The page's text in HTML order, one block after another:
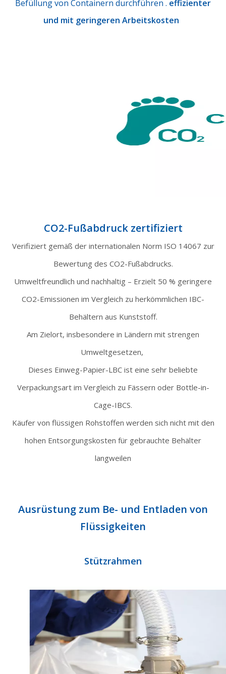
Befüllung von Containern durchführen . effizienter
und mit geringeren Arbeitskosten
CO2-Fußabdruck zertifiziert
Verifiziert gemäß der internationalen Norm ISO 14067 zur
Bewertung des CO2-Fußabdrucks.
Umweltfreundlich und nachhaltig – Erzielt 50 % geringere
CO2-Emissionen im Vergleich zu herkömmlichen IBC-
Behältern aus Kunststoff.
Am Zielort, insbesondere in Ländern mit strengen
Umweltgesetzen,
Dieses Einweg-Papier-LBC ist eine sehr beliebte
Verpackungsart im Vergleich zu Fässern oder Bottle-in-
Cage-IBCS.
Käufer von flüssigen Rohstoffen werden sich nicht mit den
hohen Entsorgungskosten für gebrauchte Behälter
langweilen
Ausrüstung zum Be- und Entladen von
Flüssigkeiten
Stützrahmen